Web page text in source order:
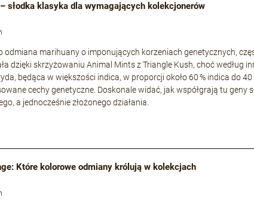
słodka klasyka dla wymagających kolekcjonerów
odmiana marihuany o imponujących korzeniach genetycznych,
dzięki skrzyżowaniu Animal Mints z Triangle Kush, choć według
będąca w większości indica, w proporcji około 60 % indica do
cechy genetyczne. Doskonale widać, jak współgrają tu geny
a jednocześnie złożonego działania.
Które kolorowe odmiany królują w kolekcjach